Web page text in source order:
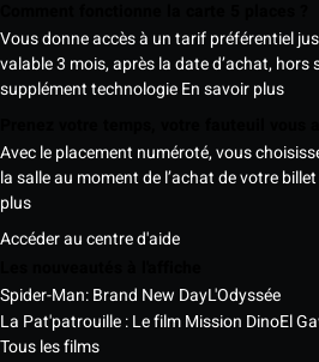
Vous donne accès à un tarif préférentiel
valable 3 mois, après la date d’achat, hors
supplément technologieEn savoir plus
Avec le placement numéroté, vous
la salle au moment de l’achat de votre
plus
Accéder au centre d'aide
Spider-Man: Brand New DayL'Odyssée
La Pat'patrouille : Le film Mission Dino
Tous les films